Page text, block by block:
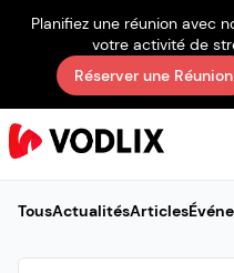
Planifiez une réunion avec
votre activité de
Réserver une Réunion
TousActualitésArticles